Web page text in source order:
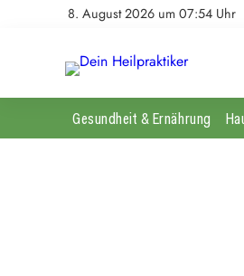
8. August 2026 um 07:54 Uhr
Gesundheit & Ernährung